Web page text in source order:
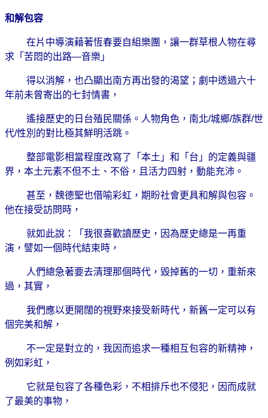
和解包容
在片中導演藉著恆春要自組樂團，讓一群草根人物在尋
求「苦悶的出路—音樂」
得以消解，也凸顯出南方再出發的渴望；劇中透過六十
年前未曾寄出的七封情書，
遙接歷史的日台殖民關係。人物角色，南北/城鄉/族群/世
代/性別的對比極其鮮明活跳。
整部電影相當程度改寫了「本土」和「台」的定義與疆
界，本土元素不但不土、不俗，且活力四射，動能充沛。
甚至，魏德聖也借喻彩虹，期盼社會更具和解與包容。
他在接受訪問時，
就如此說：「我很喜歡讀歷史，因為歷史總是一再重
演，譬如一個時代結束時，
人們總急著要去清理那個時代，毀掉舊的一切，重新來
過，其實，
我們應以更開闊的視野來接受新時代，新舊一定可以有
個完美和解，
不一定是對立的，我因而追求一種相互包容的新精神，
例如彩虹，
它就是包容了各種色彩，不相排斥也不侵犯，因而成就
了最美的事物，